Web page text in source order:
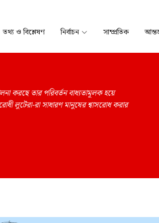
তথ্য ও বিশ্লেষণ নির্বাচন সাম্প্রতিক
করছে তার পরিবর্তন বাধ্যতামূলক হয়ে
লুটেরা-রা সাধারণ মানুষের শ্বাসরোধ করার